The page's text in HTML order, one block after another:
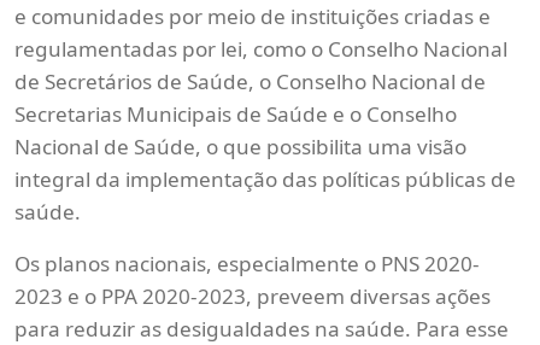
e comunidades por meio de instituições criadas e
regulamentadas por lei, como o Conselho Nacional
de Secretários de Saúde, o Conselho Nacional de
Secretarias Municipais de Saúde e o Conselho
Nacional de Saúde, o que possibilita uma visão
integral da implementação das políticas públicas de
saúde.
Os planos nacionais, especialmente o PNS 2020-
2023 e o PPA 2020-2023, preveem diversas ações
para reduzir as desigualdades na saúde. Para esse